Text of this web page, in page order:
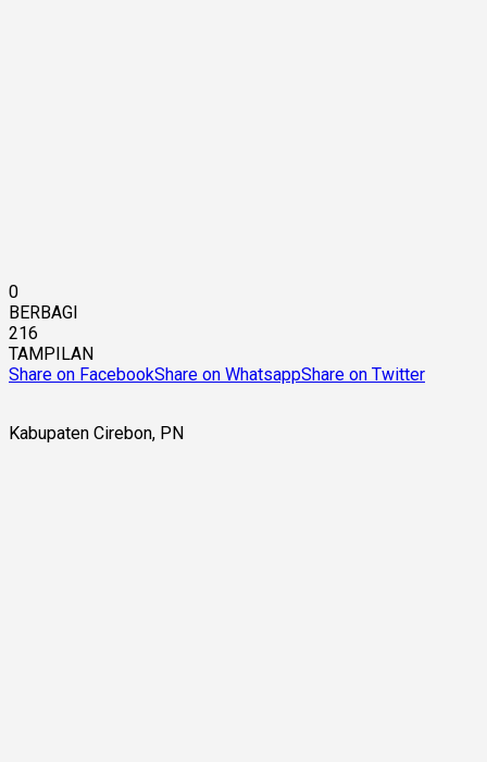
0
BERBAGI
216
TAMPILAN
Share on FacebookShare on WhatsappShare on Twitter
Kabupaten Cirebon, PN